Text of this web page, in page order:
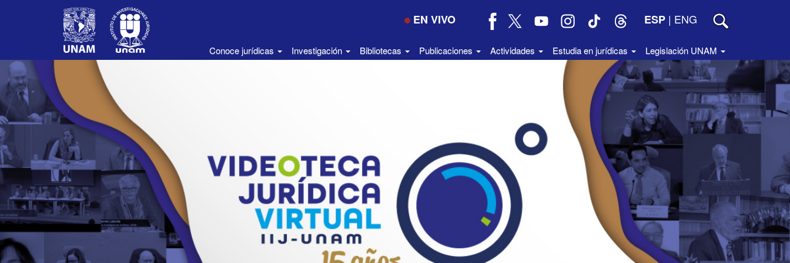
EN VIVO ESP | ENG
Conoce jurídicas Investigación Bibliotecas Publicaciones Actividades Estudia en jurídicas Legislación UNAM